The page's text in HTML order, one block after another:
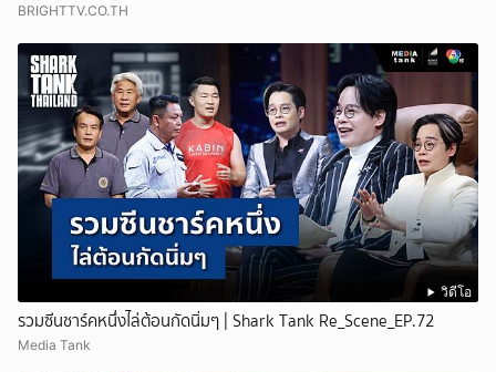
BRIGHTTV.CO.TH
วิดีโอ
รวมซีนชาร์คหนึ่งไล่ต้อนกัดนิ่มๆ | Shark Tank Re_Scene_EP.72
Media Tank